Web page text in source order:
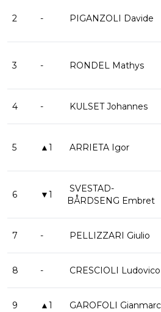
2 - PIGANZOLI Davide
3 - RONDEL Mathys
4 - KULSET Johannes
5 ▲1 ARRIETA Igor
6 ▼1
SVESTAD-
BÅRDSENG Embret
7 - PELLIZZARI Giulio
8 - CRESCIOLI Ludovico
9 ▲1 GAROFOLI